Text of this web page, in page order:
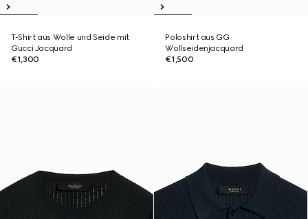
T-Shirt aus Wolle und Seide mit
Gucci Jacquard
€1,300
Poloshirt aus GG
Wollseidenjacquard
€1,500